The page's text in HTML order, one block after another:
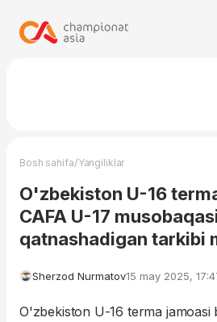
Bosh sahifa/Yangiliklar
O'zbekiston U-16
CAFA U-17
qatnashadigan tarkibi
Sherzod Nurmatov15 may 2025,
O'zbekiston U-16 terma jamoasi